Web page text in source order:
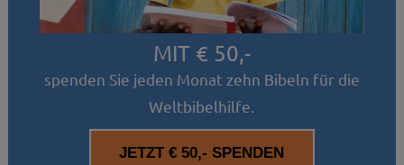
MIT € 50,-
spenden Sie jeden Monat zehn Bibeln für die
Weltbibelhilfe.